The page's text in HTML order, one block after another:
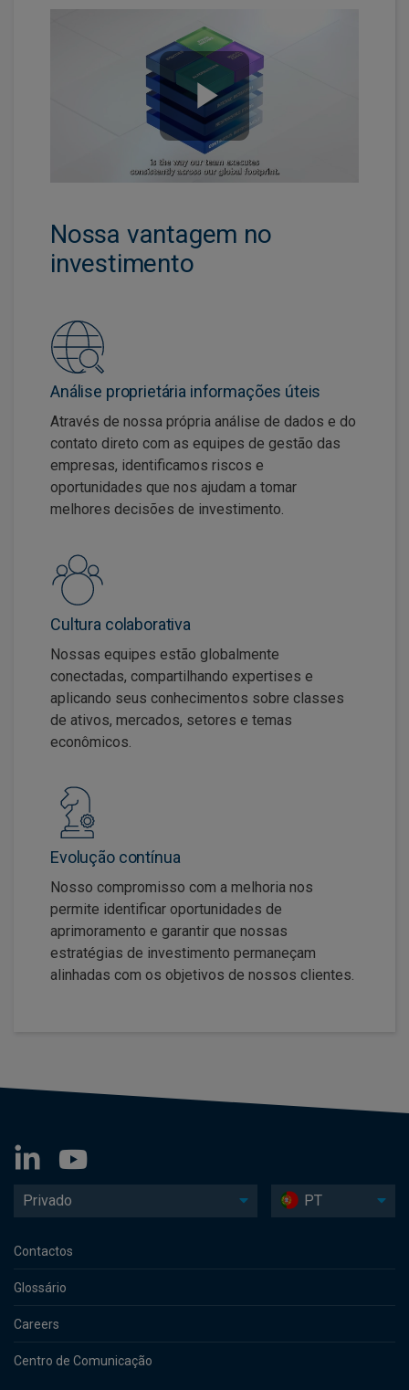
Nossa vantagem no
investimento
Análise proprietária informações úteis
Através de nossa própria análise de dados e do
contato direto com as equipes de gestão das
empresas, identificamos riscos e
oportunidades que nos ajudam a tomar
melhores decisões de investimento.
Cultura colaborativa
Nossas equipes estão globalmente
conectadas, compartilhando expertises e
aplicando seus conhecimentos sobre classes
de ativos, mercados, setores e temas
econômicos.
Evolução contínua
Nosso compromisso com a melhoria nos
permite identificar oportunidades de
aprimoramento e garantir que nossas
estratégias de investimento permaneçam
alinhadas com os objetivos de nossos clientes.
Privado PT
Contactos
Glossário
Careers
Centro de Comunicação